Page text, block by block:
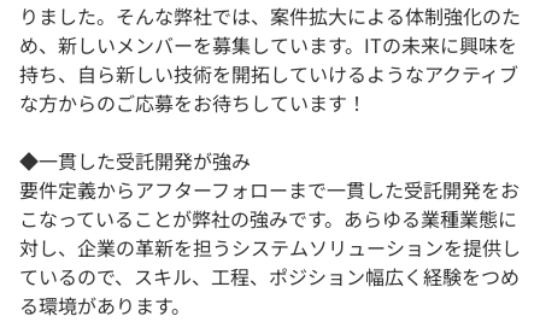
りました。そんな弊社では、案件拡大による体制強化のた
め、新しいメンバーを募集しています。ITの未来に興味を
持ち、自ら新しい技術を開拓していけるようなアクティブ
な方からのご応募をお待ちしています！
◆一貫した受託開発が強み
要件定義からアフターフォローまで一貫した受託開発をお
こなっていることが弊社の強みです。あらゆる業種業態に
対し、企業の革新を担うシステムソリューションを提供し
ているので、スキル、工程、ポジション幅広く経験をつめ
る環境があります。